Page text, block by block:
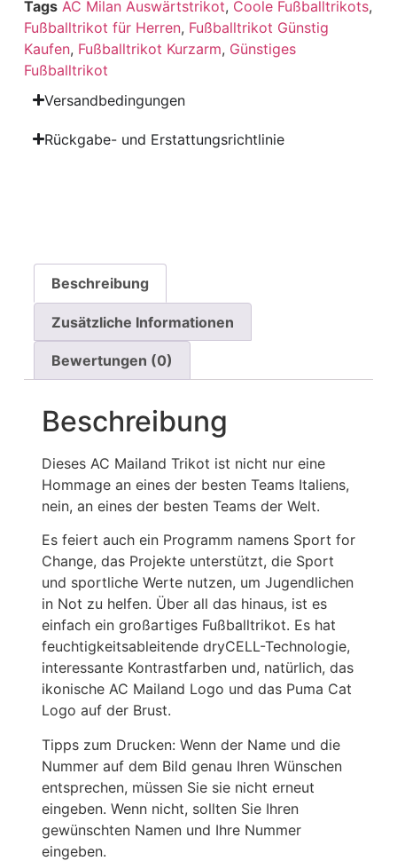
Tags AC Milan Auswärtstrikot, Coole Fußballtrikots,
Fußballtrikot für Herren, Fußballtrikot Günstig
Kaufen, Fußballtrikot Kurzarm, Günstiges
Fußballtrikot
Versandbedingungen
Rückgabe- und Erstattungsrichtlinie
Beschreibung
Zusätzliche Informationen
Bewertungen (0)
Beschreibung
Dieses AC Mailand Trikot ist nicht nur eine
Hommage an eines der besten Teams Italiens,
nein, an eines der besten Teams der Welt.
Es feiert auch ein Programm namens Sport for
Change, das Projekte unterstützt, die Sport
und sportliche Werte nutzen, um Jugendlichen
in Not zu helfen. Über all das hinaus, ist es
einfach ein großartiges Fußballtrikot. Es hat
feuchtigkeitsableitende dryCELL-Technologie,
interessante Kontrastfarben und, natürlich, das
ikonische AC Mailand Logo und das Puma Cat
Logo auf der Brust.
Tipps zum Drucken: Wenn der Name und die
Nummer auf dem Bild genau Ihren Wünschen
entsprechen, müssen Sie sie nicht erneut
eingeben. Wenn nicht, sollten Sie Ihren
gewünschten Namen und Ihre Nummer
eingeben.